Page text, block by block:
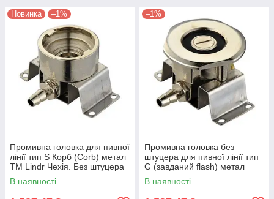
Новинка –1%
Промивна головка для пивної
лінії тип S Корб (Corb) метал
ТМ Lindr Чехія. Без штуцера
В наявності
–1%
Промивна головка без
штуцера для пивної лінії тип
G (завданий flash) метал
Micro Matic
В наявності